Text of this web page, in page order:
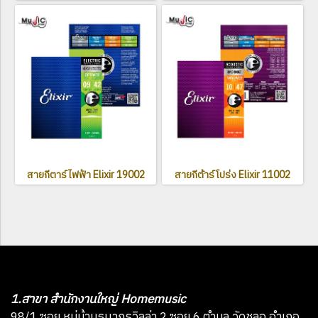
สายกีตาร์ไฟฟ้า Elixir 19002 สายกีต้าร์โปร่ง Elixir 11002
1.สาขา สำนักงานใหญ่ Homemusic